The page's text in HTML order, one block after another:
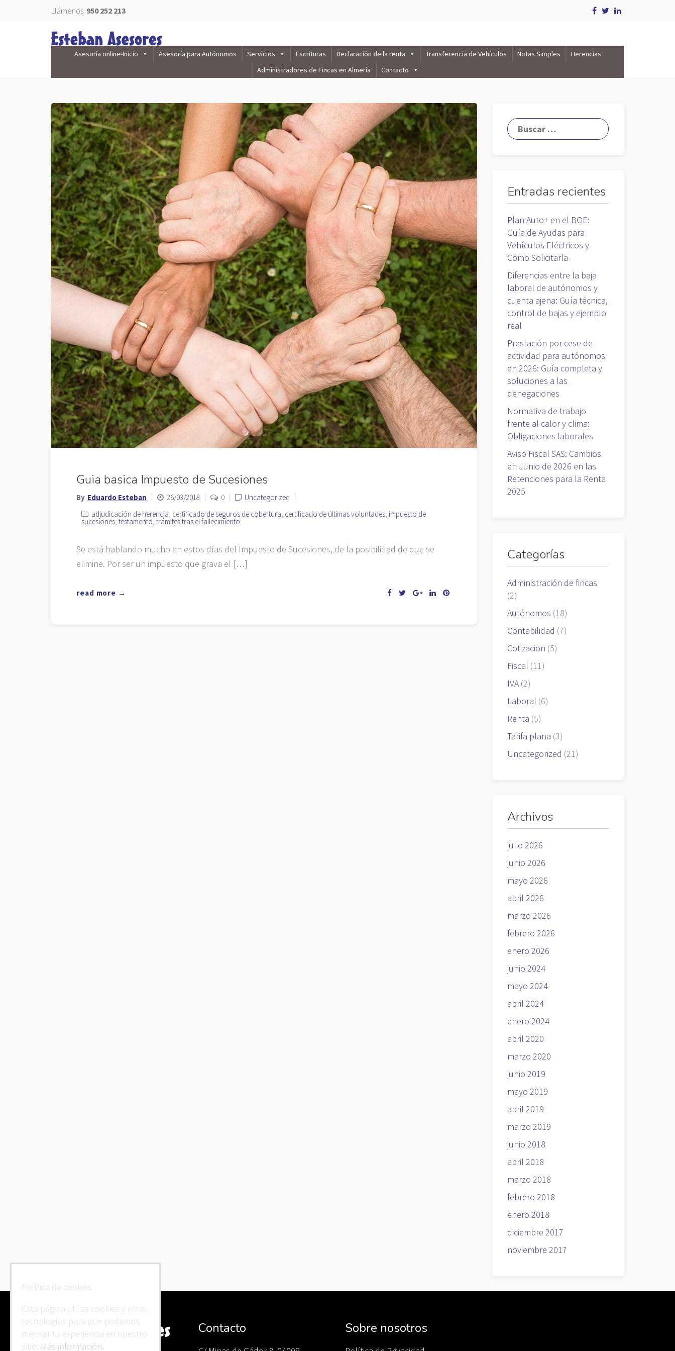
Llámenos: 950 252 213
Asesoría online-Inicio Asesoría para Autónomos Servicios Escrituras Declaración de la renta Transferencia de Vehículos Notas Simples
Herencias
Administradores de Fincas en Almería
Contacto
Guia basica Impuesto de Sucesiones
By Eduardo Esteban 26/03/2018 0
Uncategorized
adjudicación de herencia, certificado de seguros de cobertura, certificado de últimas voluntades, impuesto de
sucesiones, testamento, trámites tras el fallecimiento
Se está hablando mucho en estos días del Impuesto de Sucesiones, de la posibilidad de que se
elimine. Por ser un impuesto que grava el […]
read more →
Entradas recientes
Plan Auto+ en el BOE:
Guía de Ayudas para
Vehículos Eléctricos y
Cómo Solicitarla
Diferencias entre la baja
laboral de autónomos y
cuenta ajena: Guía técnica,
control de bajas y ejemplo
real
Prestación por cese de
actividad para autónomos
en 2026: Guía completa y
soluciones a las
denegaciones
Normativa de trabajo
frente al calor y clima:
Obligaciones laborales
Aviso Fiscal SAS: Cambios
en Junio de 2026 en las
Retenciones para la Renta
2025
Categorías
Administración de fincas
(2)
Autónomos (18)
Contabilidad (7)
Cotizacion (5)
Fiscal (11)
IVA(2)
Laboral (6)
Renta (5)
Tarifa plana (3)
Uncategorized (21)
Archivos
julio 2026
junio 2026
mayo 2026
abril 2026
marzo 2026
febrero 2026
enero 2026
junio 2024
mayo 2024
abril 2024
enero 2024
abril 2020
marzo 2020
junio 2019
mayo 2019
abril 2019
marzo 2019
junio 2018
abril 2018
marzo 2018
febrero 2018
enero 2018
diciembre 2017
noviembre 2017
Contacto Sobre nosotros
Política de cookies
Esta página utiliza cookies y otras
tecnologías para que podamos
mejorar tu experiencia en nuestro
sitio: Más información.